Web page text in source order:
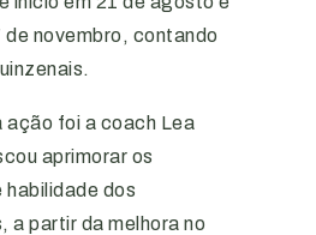
novembro, contando
ação foi a coach Lea
aprimorar os
dos
a partir da melhora no